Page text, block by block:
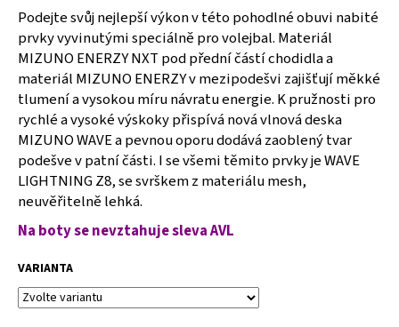
Podejte svůj nejlepší výkon v této pohodlné obuvi nabité
prvky vyvinutými speciálně pro volejbal. Materiál
MIZUNO ENERZY NXT pod přední částí chodidla a
materiál MIZUNO ENERZY v mezipodešvi zajišťují měkké
tlumení a vysokou míru návratu energie. K pružnosti pro
rychlé a vysoké výskoky přispívá nová vlnová deska
MIZUNO WAVE a pevnou oporu dodává zaoblený tvar
podešve v patní části. I se všemi těmito prvky je WAVE
LIGHTNING Z8, se svrškem z materiálu mesh,
neuvěřitelně lehká.
Na boty se nevztahuje sleva AVL
VARIANTA
D
o
p
o
r
u
č
u
j
e
e